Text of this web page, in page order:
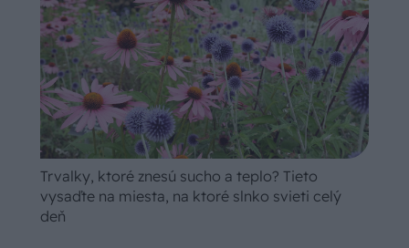
Trvalky, ktoré znesú sucho a teplo? Tieto
vysaďte na miesta, na ktoré slnko svieti celý
deň